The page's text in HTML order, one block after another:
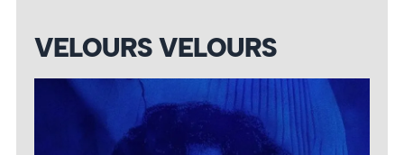
VELOURS VELOURS